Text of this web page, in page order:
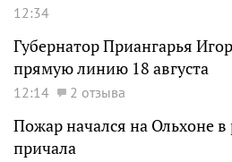
12:34
Губернатор Приангарья
прямую линию 18 августа
12:14 2 отзыва
Пожар начался на Ольхоне
причала